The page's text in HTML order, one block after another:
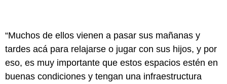
“Muchos de ellos vienen a pasar sus mañanas y
tardes acá para relajarse o jugar con sus hijos, y por
eso, es muy importante que estos espacios estén en
buenas condiciones y tengan una infraestructura